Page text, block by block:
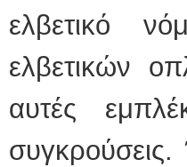
ελβετικό
ελβετικών
αυτές
συγκρούσεις.